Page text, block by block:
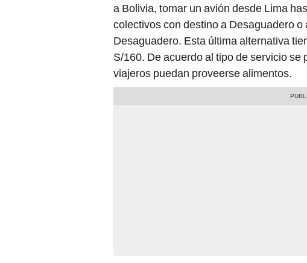
a Bolivia, tomar un avión desde Lima
colectivos con destino a Desaguadero
Desaguadero. Esta última alternativa
S/160. De acuerdo al tipo de servicio
viajeros puedan proveerse alimentos.